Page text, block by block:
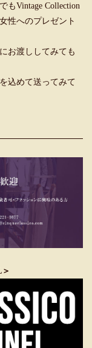
もVintage Collection
性へのプレゼント
お渡ししてみても
込めて送ってみて